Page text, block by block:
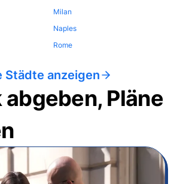
Milan
Naples
Rome
Städte anzeigen
abgeben, Pläne